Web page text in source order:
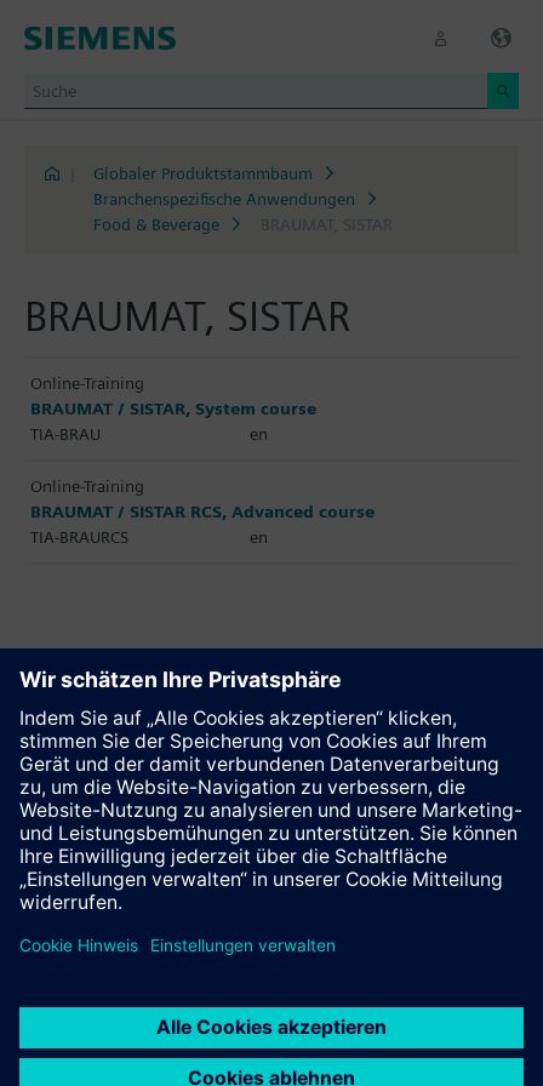
Globaler Produktstammbaum
Branchenspezifische Anwendungen
Food & Beverage
BRAUMAT, SISTAR
BRAUMAT, SISTAR
Online-Training
BRAUMAT / SISTAR, System course
TIA-BRAU
en
Online-Training
BRAUMAT / SISTAR RCS, Advanced course
TIA-BRAURCS
en
Diese Seite weiterempfehlen
Kontakt
Impressum
Nutzungsbedingungen
Digitales Zertifikat